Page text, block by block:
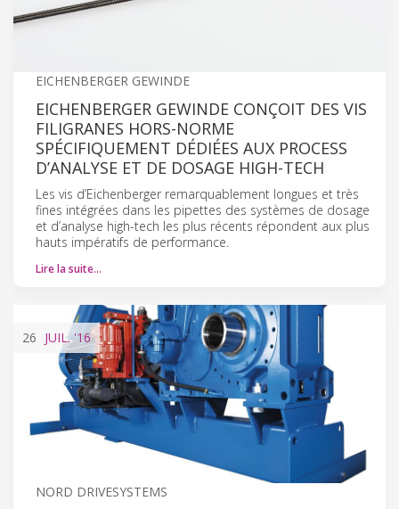
EICHENBERGER GEWINDE
EICHENBERGER GEWINDE CONÇOIT DES VIS
FILIGRANES HORS-NORME
SPÉCIFIQUEMENT DÉDIÉES AUX PROCESS
D’ANALYSE ET DE DOSAGE HIGH-TECH
Les vis d’Eichenberger remarquablement longues et très
fines intégrées dans les pipettes des systèmes de dosage
et d’analyse high-tech les plus récents répondent aux plus
hauts impératifs de performance.
Lire la suite…
26 JUIL.'16
NORD DRIVESYSTEMS